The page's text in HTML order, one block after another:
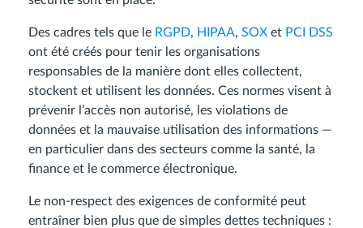
Des cadres tels que le RGPD, HIPAA, SOX et PCI DSS
ont été créés pour tenir les organisations
responsables de la manière dont elles collectent,
stockent et utilisent les données. Ces normes visent à
prévenir l’accès non autorisé, les violations de
données et la mauvaise utilisation des informations —
en particulier dans des secteurs comme la santé, la
finance et le commerce électronique.
Le non-respect des exigences de conformité peut
entraîner bien plus que de simples dettes techniques :